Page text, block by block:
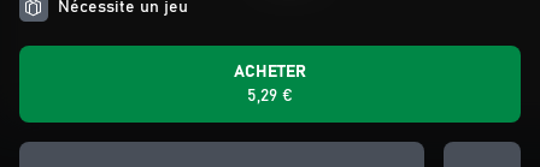
Nécessite un jeu
ACHETER
5,29 €